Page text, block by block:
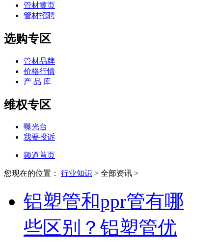
管材黄页
管材招聘
选购专区
管材品牌
价格行情
产 品 库
维权专区
曝光台
我要投诉
频道首页
您现在的位置： 行业知识 > 全部资讯 >
铝塑管和ppr管有哪
些区别？铝塑管优